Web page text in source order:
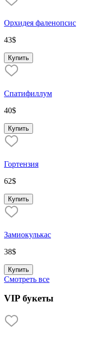
Орхидея фаленопсис
43$
Купить
Спатифиллум
40$
Купить
Гортензия
62$
Купить
Замиокулькас
38$
Купить
Смотреть все
VIP букеты